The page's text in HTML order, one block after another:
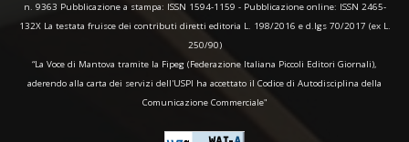
n. 9363 Pubblicazione a stampa: ISSN 1594-1159 - Pubblicazione online: ISSN 2465-
132X La testata fruisce dei contributi diretti editoria L. 198/2016 e d.lgs 70/2017 (ex L.
250/90)
“La Voce di Mantova tramite la Fipeg (Federazione Italiana Piccoli Editori Giornali),
aderendo alla carta dei servizi dell'USPI ha accettato il Codice di Autodisciplina della
Comunicazione Commerciale"